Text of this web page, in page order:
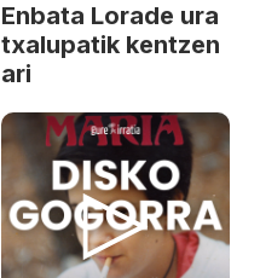
Enbata Lorade ura
txalupatik kentzen
ari